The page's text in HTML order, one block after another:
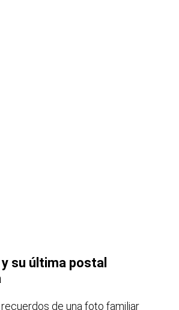
su última postal
de una foto familiar